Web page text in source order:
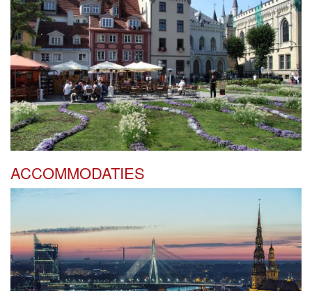
ACCOMMODATIES